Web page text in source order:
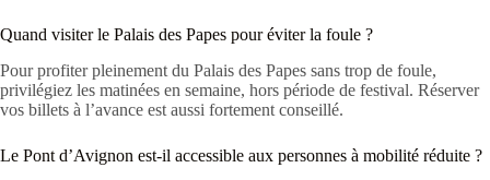
Quand visiter le Palais des Papes pour éviter la foule ?
Pour profiter pleinement du Palais des Papes sans trop de foule,
privilégiez les matinées en semaine, hors période de festival. Réserver
vos billets à l’avance est aussi fortement conseillé.
Le Pont d’Avignon est-il accessible aux personnes à mobilité réduite ?